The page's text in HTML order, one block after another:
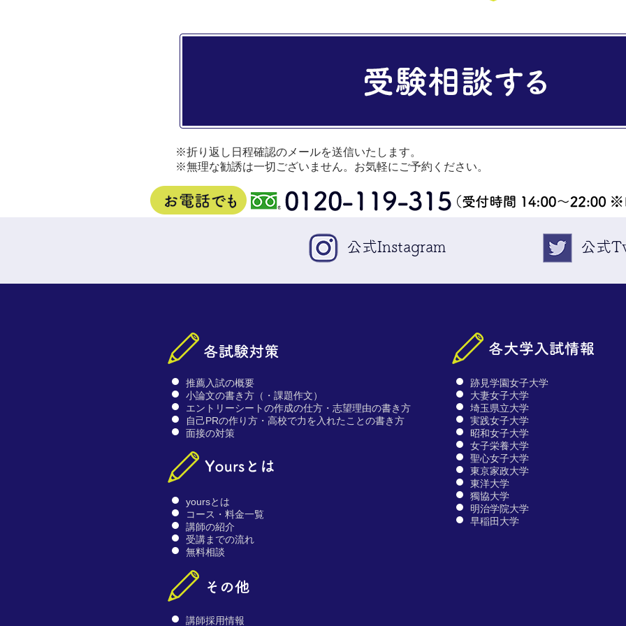
※折り返し日程確認のメールを送信いたします。
※無理な勧誘は一切ございません。お気軽にご予約ください。
公式Instagram 公式
推薦入試の概要
小論文の書き方（・課題作文）
エントリーシートの作成の仕方・志望理由の書き方
自己PRの作り方・高校で力を入れたことの書き方
面接の対策
yoursとは
コース・料金一覧
講師の紹介
受講までの流れ
無料相談
講師採用情報
跡見学園女子大学
大妻女子大学
埼玉県立大学
実践女子大学
昭和女子大学
女子栄養大学
聖心女子大学
東京家政大学
東洋大学
獨協大学
明治学院大学
早稲田大学